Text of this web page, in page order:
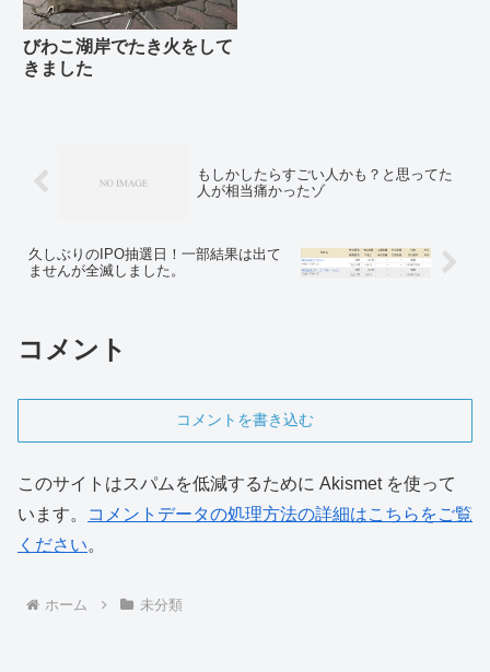
びわこ湖岸でたき火をして
きました
もしかしたらすごい人かも？と思ってた
人が相当痛かったゾ
久しぶりのIPO抽選日！一部結果は出て
ませんが全滅しました。
コメント
コメントを書き込む
このサイトはスパムを低減するために Akismet を使って
います。
コメントデータの処理方法の詳細はこちらをご覧
ください。
ホーム 未分類